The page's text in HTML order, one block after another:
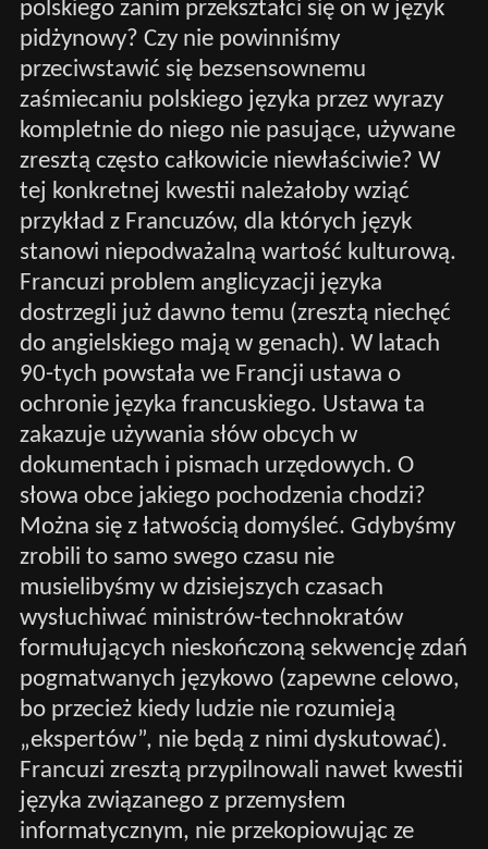
polskiego zanim przekształci się on w język
pidżynowy? Czy nie powinniśmy
przeciwstawić się bezsensownemu
zaśmiecaniu polskiego języka przez wyrazy
kompletnie do niego nie pasujące, używane
zresztą często całkowicie niewłaściwie? W
tej konkretnej kwestii należałoby wziąć
przykład z Francuzów, dla których język
stanowi niepodważalną wartość kulturową.
Francuzi problem anglicyzacji języka
dostrzegli już dawno temu (zresztą niechęć
do angielskiego mają w genach). W latach
90-tych powstała we Francji ustawa o
ochronie języka francuskiego. Ustawa ta
zakazuje używania słów obcych w
dokumentach i pismach urzędowych. O
słowa obce jakiego pochodzenia chodzi?
Można się z łatwością domyśleć. Gdybyśmy
zrobili to samo swego czasu nie
musielibyśmy w dzisiejszych czasach
wysłuchiwać ministrów-technokratów
formułujących nieskończoną sekwencję zdań
pogmatwanych językowo (zapewne celowo,
bo przecież kiedy ludzie nie rozumieją
„ekspertów”, nie będą z nimi dyskutować).
Francuzi zresztą przypilnowali nawet kwestii
języka związanego z przemysłem
informatycznym, nie przekopiowując ze